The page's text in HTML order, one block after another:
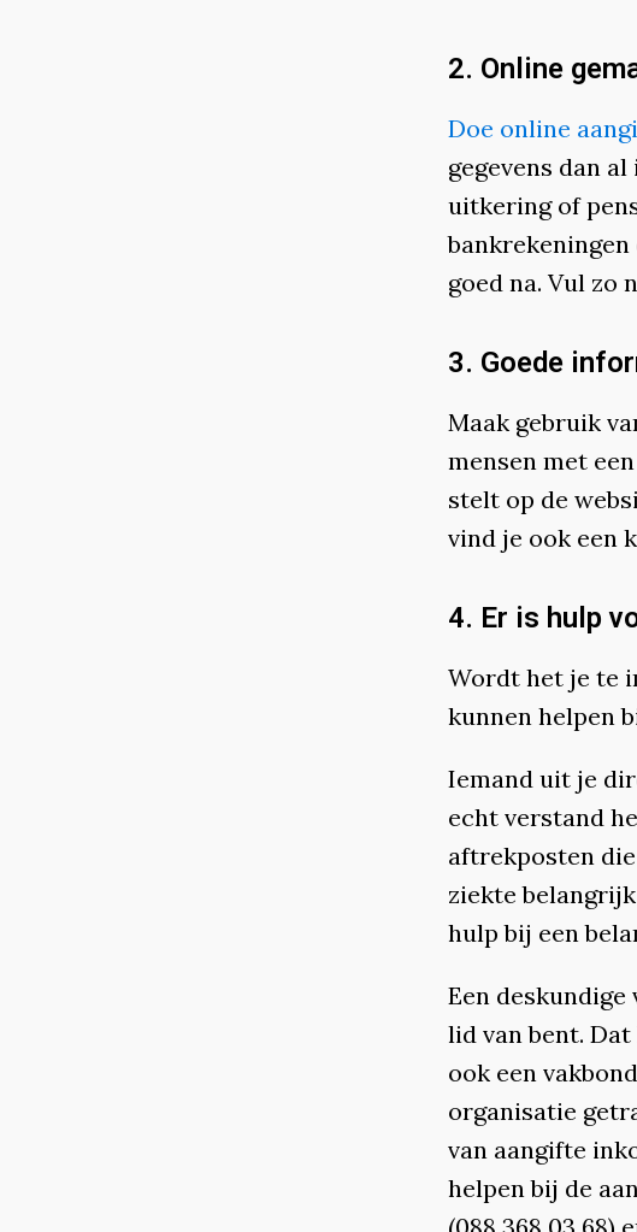
2. Online
Doe online
gegevens dan
uitkering of
bankrekeningen
goed na. Vul zo
3. Goede
Maak gebruik
mensen met
stelt op de
vind je ook een
4. Er is hulp
Wordt het je te
kunnen helpen
Iemand uit je
echt verstand
aftrekposten
ziekte
hulp bij een
Een
lid van bent.
ook een
organisatie
van aangifte
helpen bij de